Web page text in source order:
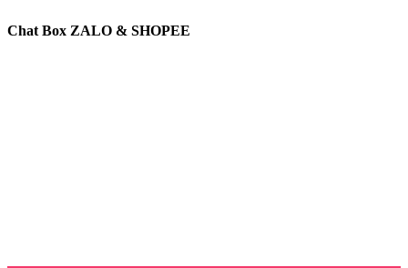
Chat Box ZALO & SHOPEE